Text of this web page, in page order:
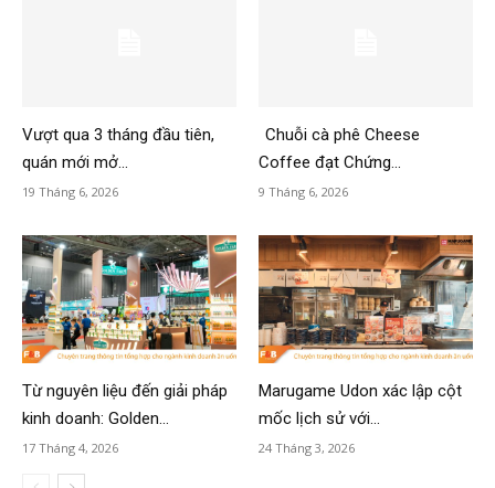
Vượt qua 3 tháng đầu tiên,
quán mới mở...
19 Tháng 6, 2026
Chuỗi cà phê Cheese
Coffee đạt Chứng...
9 Tháng 6, 2026
Từ nguyên liệu đến giải pháp
kinh doanh: Golden...
17 Tháng 4, 2026
Marugame Udon xác lập cột
mốc lịch sử với...
24 Tháng 3, 2026